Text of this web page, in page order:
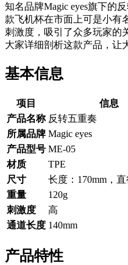
知名品牌Magic eyes旗下的
款飞机杯在市面上可是小有
刺激度，吸引了众多玩家的
大家详细剖析这款产品，让
基本信息
项目
信息
产品名称 反转五重奏
所属品牌 Magic eyes
产品型号 ME-05
材质
TPE
尺寸
长度：170mm，
重量
120g
刺激度
高
通道长度 140mm
产品特性